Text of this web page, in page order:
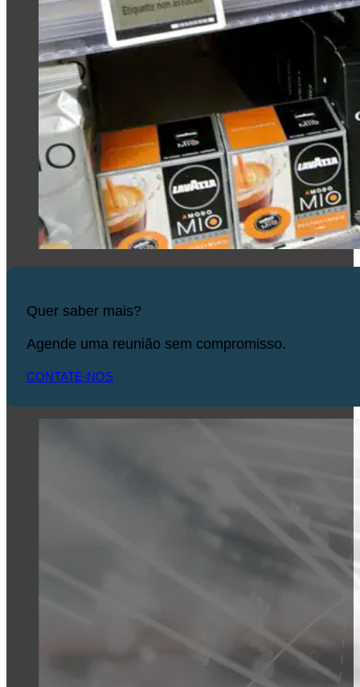
Quer saber mais?
Agende uma reunião sem compromisso.
CONTATE-NOS